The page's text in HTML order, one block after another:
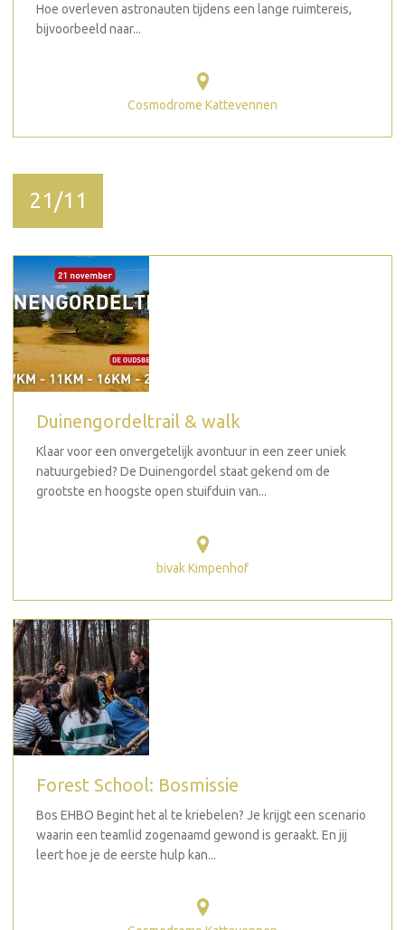
Hoe overleven astronauten tijdens een lange ruimtereis,
bijvoorbeeld naar...
Cosmodrome Kattevennen
21/11
Duinengordeltrail & walk
Klaar voor een onvergetelijk avontuur in een zeer uniek
natuurgebied? De Duinengordel staat gekend om de
grootste en hoogste open stuifduin van...
bivak Kimpenhof
Forest School: Bosmissie
Bos EHBO Begint het al te kriebelen? Je krijgt een scenario
waarin een teamlid zogenaamd gewond is geraakt. En jij
leert hoe je de eerste hulp kan...